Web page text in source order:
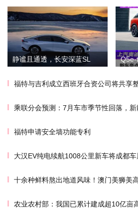
静谧且通透，长安深蓝SL Q5e-
福特与吉利成立西班牙合资公司将共享
乘联分会预测：7月车市季节性回落，新
福特申请安全墙功能专利
大汉EV纯电续航1008公里新车将成都车
十余种鲜料熬出地道风味！澳门美狮美
农业农村部：我国已累计建成超10亿亩